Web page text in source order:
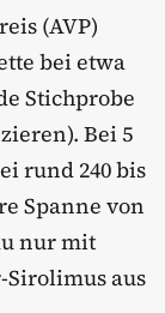
(AVP)
bei etwa
Stichprobe
Bei 5
rund 240 bis
Spanne von
nur mit
aus